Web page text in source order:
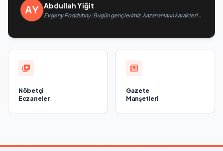
Abdullah Yiğit
Evgeny Poddubny: Bugün gençlerimiz, kazananların karakterini
Nöbetçi
Eczaneler
Gazete
Manşetleri